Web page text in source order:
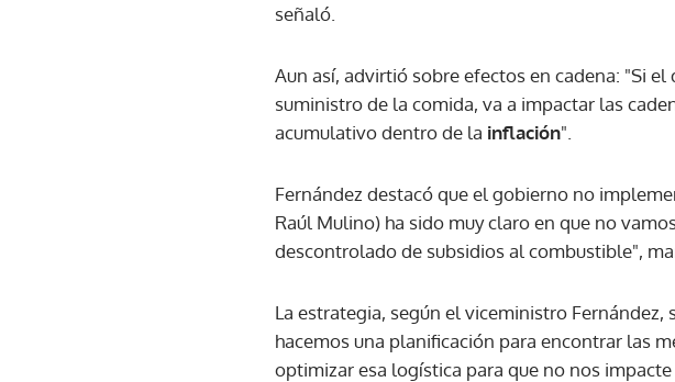
señaló.
Aun así, advirtió sobre efectos en cadena: "Si
suministro de la comida, va a impactar las
acumulativo dentro de la inflación".
Fernández destacó que el gobierno no
Raúl Mulino) ha sido muy claro en que no
descontrolado de subsidios al combustible",
La estrategia, según el viceministro
hacemos una planificación para encontrar las
optimizar esa logística para que no nos